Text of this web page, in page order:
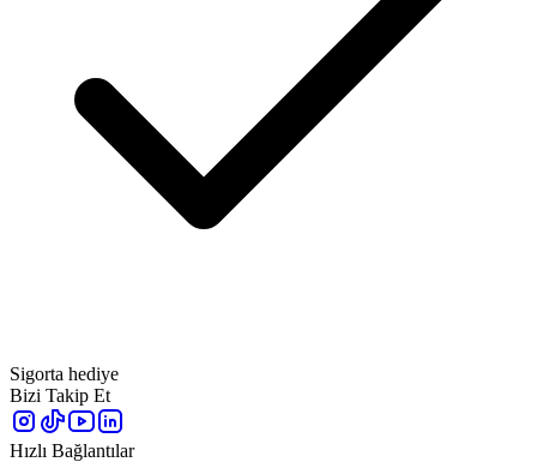
Sigorta hediye
Bizi Takip Et
Hızlı Bağlantılar